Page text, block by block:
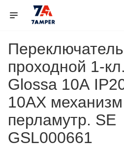
Переключатель
проходной 1-
Glossa 10А
10AX механизм
перламутр. SE
GSL000661